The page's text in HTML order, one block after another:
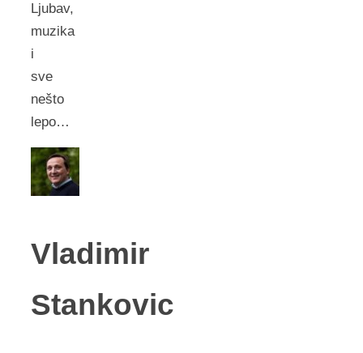
Ljubav,
muzika
i
sve
nešto
lepo…
Vladimir
Stankovic